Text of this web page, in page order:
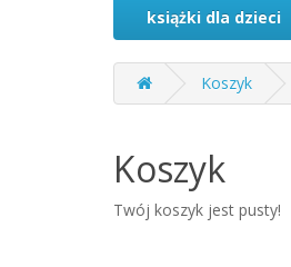
książki dla dzieci
Koszyk
Koszyk
Twój koszyk jest pusty!